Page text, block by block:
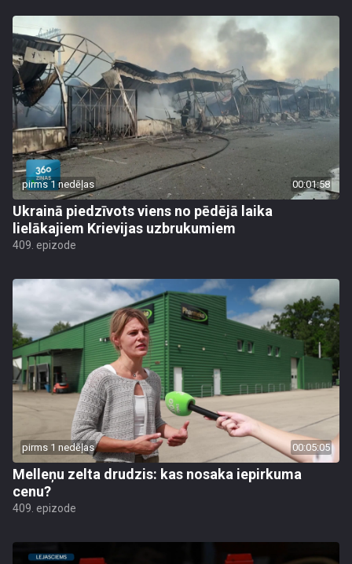
pirms 1 nedēļas 00:01:58
Ukrainā piedzīvots viens no pēdējā laika
lielākajiem Krievijas uzbrukumiem
409. epizode
pirms 1 nedēļas 00:05:05
Melleņu zelta drudzis: kas nosaka iepirkuma
cenu?
409. epizode